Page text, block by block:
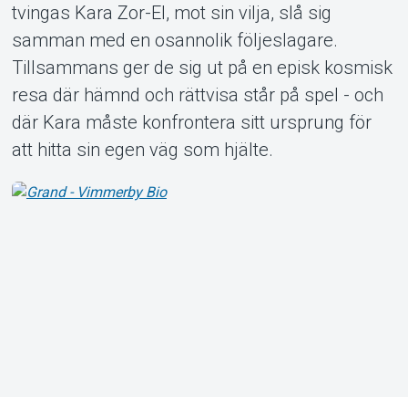
tvingas Kara Zor-El, mot sin vilja, slå sig
samman med en osannolik följeslagare.
Tillsammans ger de sig ut på en episk kosmisk
resa där hämnd och rättvisa står på spel - och
där Kara måste konfrontera sitt ursprung för
att hitta sin egen väg som hjälte.